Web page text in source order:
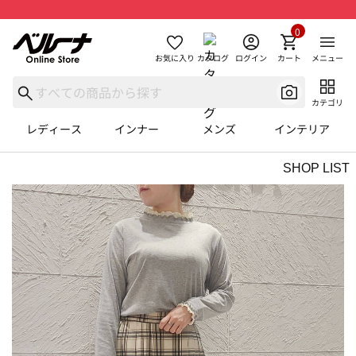
お気に入り カタログ ログイン カート
0
メニュー
カテゴリ
レディース インナー メンズ インテリア
SHOP LIST